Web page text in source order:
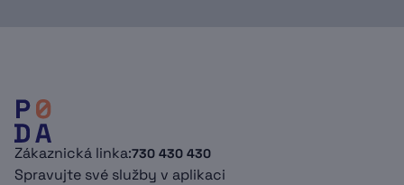
Zákaznická linka:730 430 430
Spravujte své služby v aplikaci